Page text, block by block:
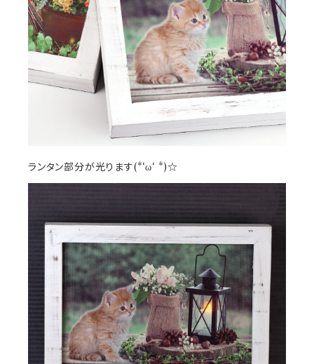
ランタン部分が光ります(*‘ω‘ *)☆